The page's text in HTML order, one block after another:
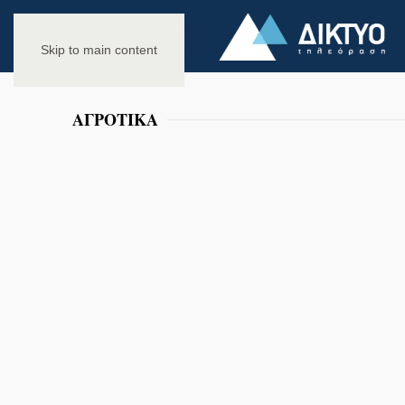
Skip to main content
ΑΓΡΟΤΙΚΑ